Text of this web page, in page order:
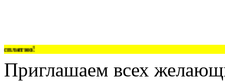
Приглашаем всех